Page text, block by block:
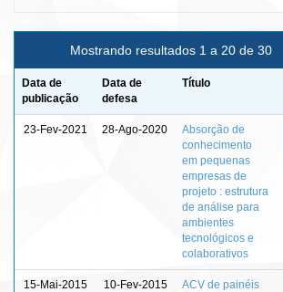
Mostrando resultados 1 a 20 de 30
Data de
publicação
Data de
defesa
Título
23-Fev-2021 28-Ago-2020
Absorção de
conhecimento
em pequenas
empresas de
projeto : estrutura
de análise para
ambientes
tecnológicos e
colaborativos
15-Mai-2015 10-Fev-2015
ACV de painéis